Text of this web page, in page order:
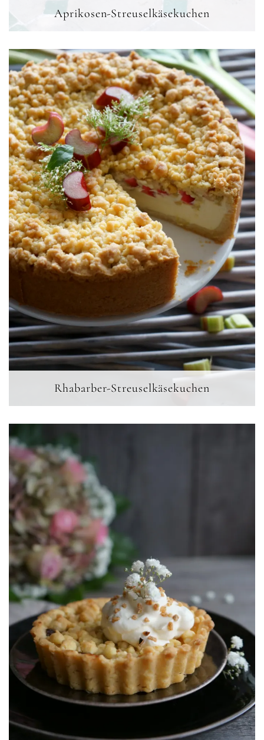
Aprikosen-Streuselkäsekuchen
Rhabarber-Streuselkäsekuchen